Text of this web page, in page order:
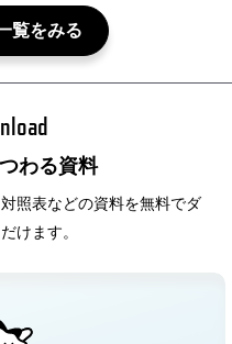
覧をみる
わる資料
照表などの資料を無料でダ
けます。